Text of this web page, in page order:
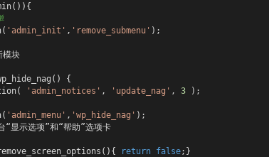
'admin_init' , 'remove_submenu' );
模块
()
{
'admin_notices' , 'update_nag' , 3 );
'admin_menu' , 'wp_hide_nag' );
“显示选项”和“帮助”选项卡
() { return false;}